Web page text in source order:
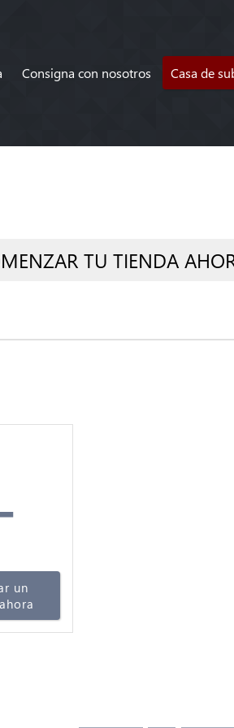
Consigna con nosotros Casa de
TU TIENDA
un